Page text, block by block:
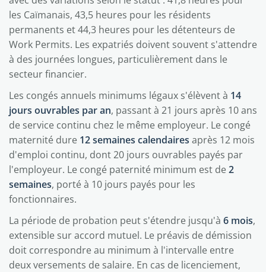
les Caïmanais, 43,5 heures pour les résidents
permanents et 44,3 heures pour les détenteurs de
Work Permits. Les expatriés doivent souvent s'attendre
à des journées longues, particulièrement dans le
secteur financier.
Les congés annuels minimums légaux s'élèvent à 14
jours ouvrables par an, passant à 21 jours après 10 ans
de service continu chez le même employeur. Le congé
maternité dure 12 semaines calendaires après 12 mois
d'emploi continu, dont 20 jours ouvrables payés par
l'employeur. Le congé paternité minimum est de2
semaines, porté à 10 jours payés pour les
fonctionnaires.
La période de probation peut s'étendre jusqu'à 6 mois,
extensible sur accord mutuel. Le préavis de démission
doit correspondre au minimum à l'intervalle entre
deux versements de salaire. En cas de licenciement,